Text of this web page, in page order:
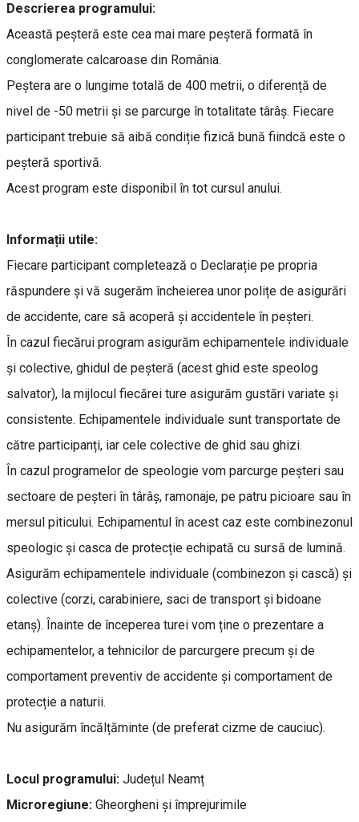
Descrierea programului:
Această peșteră este cea mai mare peșteră formată în
conglomerate calcaroase din România.
Peștera are o lungime totală de 400 metrii, o diferență de
nivel de -50 metrii și se parcurge în totalitate târâș. Fiecare
participant trebuie să aibă condiție fizică bună fiindcă este o
peșteră sportivă.
Acest program este disponibil în tot cursul anului.
Informații utile:
Fiecare participant completează o Declarație pe propria
răspundere și vă sugerăm încheierea unor polițe de asigurări
de accidente, care să acoperă și accidentele în peșteri.
În cazul fiecărui program asigurăm echipamentele individuale
și colective, ghidul de peșteră (acest ghid este speolog
salvator), la mijlocul fiecărei ture asigurăm gustări variate și
consistente. Echipamentele individuale sunt transportate de
către participanți, iar cele colective de ghid sau ghizi.
În cazul programelor de speologie vom parcurge peșteri sau
sectoare de peșteri în târâș, ramonaje, pe patru picioare sau în
mersul piticului. Echipamentul în acest caz este combinezonul
speologic și casca de protecție echipată cu sursă de lumină.
Asigurăm echipamentele individuale (combinezon și cască) și
colective (corzi, carabiniere, saci de transport și bidoane
etanș). Înainte de începerea turei vom ține o prezentare a
echipamentelor, a tehnicilor de parcurgere precum și de
comportament preventiv de accidente și comportament de
protecție a naturii.
Nu asigurăm încălțăminte (de preferat cizme de cauciuc).
Locul programului: Județul Neamț
Microregiune: Gheorgheni și împrejurimile